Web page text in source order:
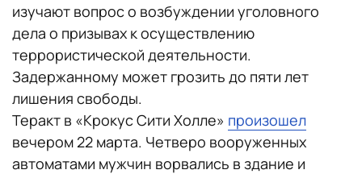
изучают вопрос о возбуждении уголовного
дела о призывах к осуществлению
террористической деятельности.
Задержанному может грозить до пяти лет
лишения свободы.
Теракт в «Крокус Сити Холле» произошел
вечером 22 марта. Четверо вооруженных
автоматами мужчин ворвались в здание и